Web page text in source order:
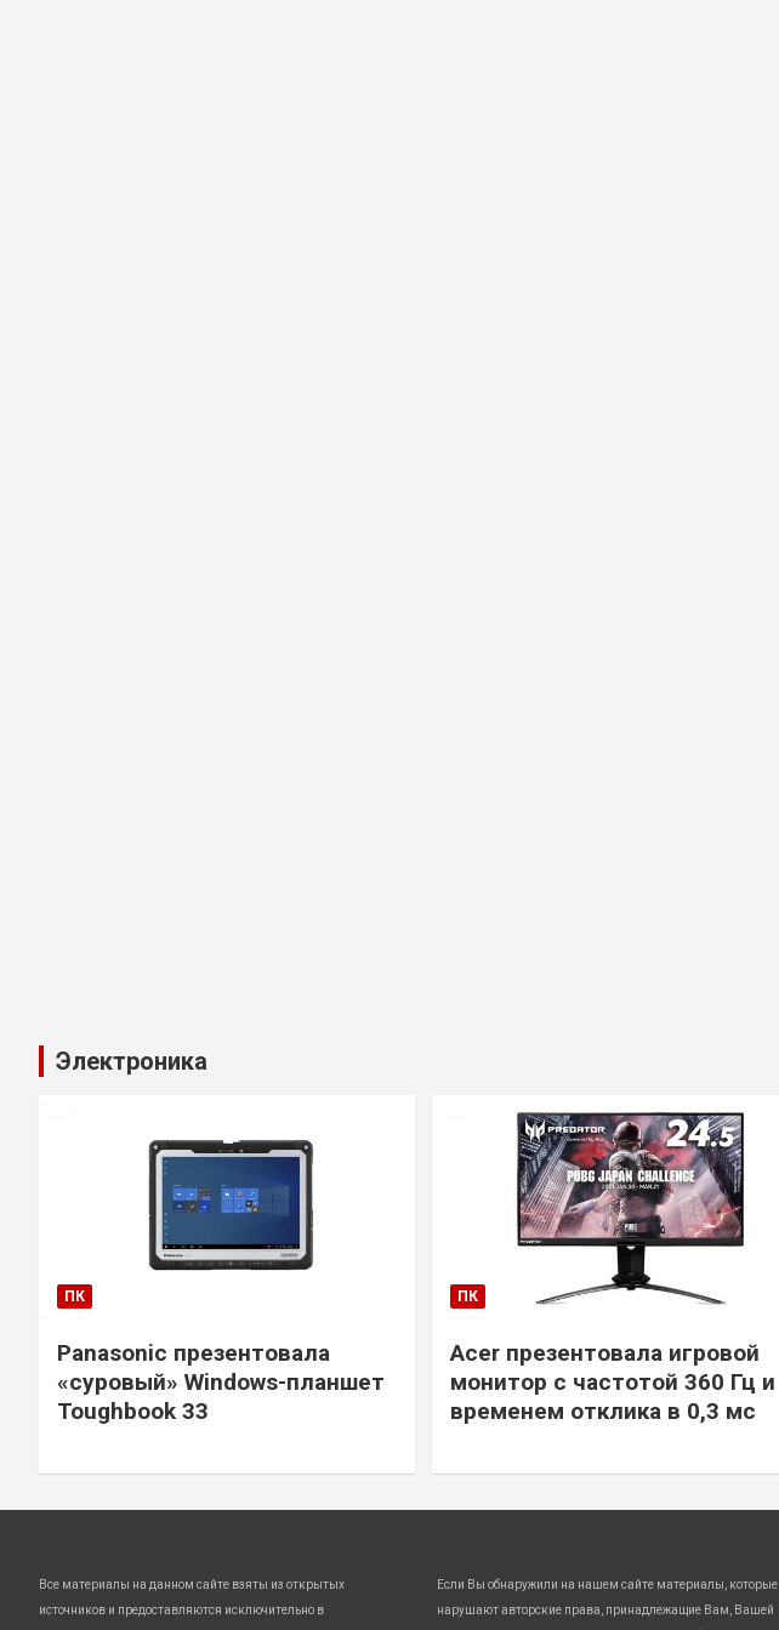
Электроника
ПК
Panasonic презентовала
«суровый» Windows-планшет
Toughbook 33
ПК
Acer презентовала игровой
монитор с частотой 360 Гц и
временем отклика в 0,3 мс
Все материалы на данном сайте взяты из открытых
источников и предоставляются исключительно в
Если Вы обнаружили на нашем сайте материалы, которые
нарушают авторские права, принадлежащие Вам, Вашей